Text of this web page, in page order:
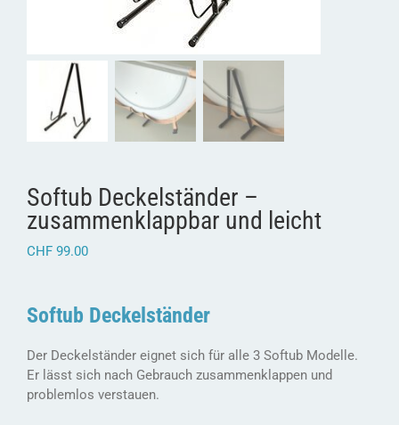
Softub Deckelständer –
zusammenklappbar und leicht
CHF 99.00
Softub Deckelständer
Der Deckelständer eignet sich für alle 3 Softub Modelle.
Er lässt sich nach Gebrauch zusammenklappen und
problemlos verstauen.